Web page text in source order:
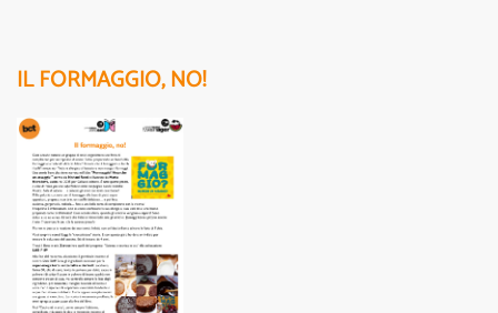
IL FORMAGGIO, NO!